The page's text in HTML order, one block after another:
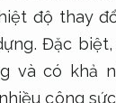
độ thay
Đặc
và có khả
công